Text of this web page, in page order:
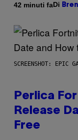
42 minuti faDi
SCREENSHOT: EPIC
Perlica
Release
Free